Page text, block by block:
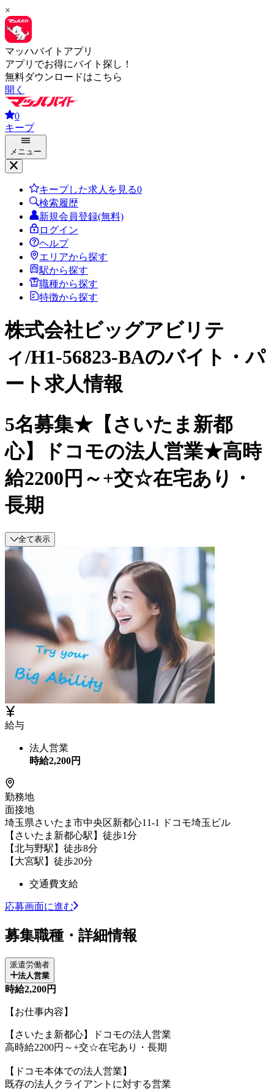
×
マッハバイトアプリ
アプリでお得にバイト探し！
無料ダウンロードはこちら
開く
0
キープ
メニュー
キープした求人を見る0
検索履歴
新規会員登録(無料)
ログイン
ヘルプ
エリアから探す
駅から探す
職種から探す
特徴から探す
株式会社ビッグアビリテ
ィ/H1-56823-BAのバイト・パ
ート求人情報
5名募集★【さいたま新都
心】ドコモの法人営業★高時
給2200円～+交☆在宅あり・
長期
全て表示
給与
法人営業
時給2,200円
勤務地
面接地
埼玉県さいたま市中央区新都心11-1 ドコモ埼玉ビル
【さいたま新都心駅】徒歩1分
【北与野駅】徒歩8分
【大宮駅】徒歩20分
交通費支給
応募画面に進む
募集職種・詳細情報
派遣労働者
法人営業
時給2,200円
【お仕事内容】
【さいたま新都心】ドコモの法人営業
高時給2200円～+交☆在宅あり・長期
【ドコモ本体での法人営業】
既存の法人クライアントに対する営業